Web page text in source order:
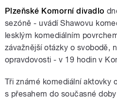
Plzeňské Komorní divadlo
sezóně - uvádí Shawovu
lesklým komediálním
závažnější otázky o svobodě,
opravdovosti - v 19 hodin v
Tři známé komediální aktovky
s přesahem do současné